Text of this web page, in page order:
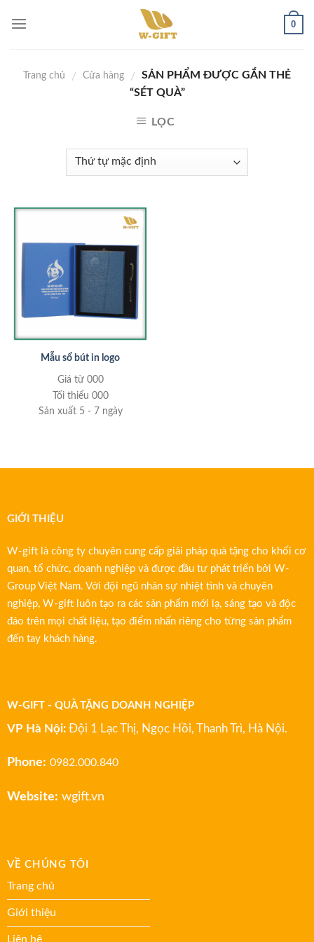
0
Trang chủ / Cửa hàng /
SẢN PHẨM ĐƯỢC GẮN THẺ
“SÉT QUÀ”
LỌC
Mẫu sổ bút in logo
Giá từ 000
Tối thiểu 000
Sản xuất 5 - 7 ngày
GIỚI THIỆU
W-gift là công ty chuyên cung cấp giải pháp quà tặng cho khối cơ
quan, tổ chức, doanh nghiệp và được đầu tư phát triển bởi W-
Group Việt Nam. Với đội ngũ nhân sự nhiệt tình và chuyên
nghiệp, W-gift luôn tạo ra các sản phẩm mới lạ, sáng tạo và độc
đáo trên mọi chất liệu, tạo điểm nhấn riêng cho từng sản phẩm
đến tay khách hàng.
W-GIFT - QUÀ TẶNG DOANH NGHIỆP
VP Hà Nội: Đội 1 Lạc Thị, Ngọc Hồi, Thanh Trì, Hà Nội.
Phone: 0982.000.840
Website: wgift.vn
VỀ CHÚNG TÔI
Trang chủ
Giới thiệu
Liên hệ